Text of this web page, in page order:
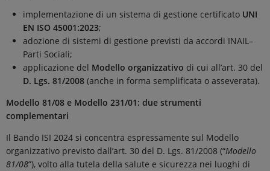
implementazione di un sistema di gestione certificato UNI
EN ISO 45001:2023;
adozione di sistemi di gestione previsti da accordi INAIL–
Parti Sociali;
applicazione del Modello organizzativo di cui all’art. 30 del
D. Lgs. 81/2008 (anche in forma semplificata o asseverata).
Modello 81/08 e Modello 231/01: due strumenti
complementari
Il Bando ISI 2024 si concentra espressamente sul Modello
organizzativo previsto dall’art. 30 del D. Lgs. 81/2008 (“Modello
81/08”), volto alla tutela della salute e sicurezza nei luoghi di